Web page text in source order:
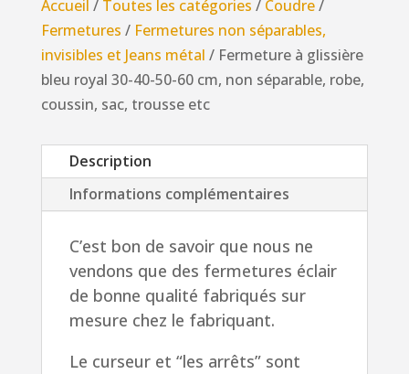
bleu
royal
30-
40-
50-
60
séparable,
robe,
coussin,
trousse
Accueil / Toutes les catégories / Coudre/
Fermetures / Fermetures non séparables,
invisibles et Jeans métal / Fermeture à glissière
bleu royal 30-40-50-60 cm, non séparable, robe,
coussin, sac, trousse etc
Description
Informations complémentaires
C’est bon de savoir que nous ne
vendons que des fermetures éclair
de bonne qualité fabriqués sur
mesure chez le fabriquant.
Le curseur et “les arrêts” sont